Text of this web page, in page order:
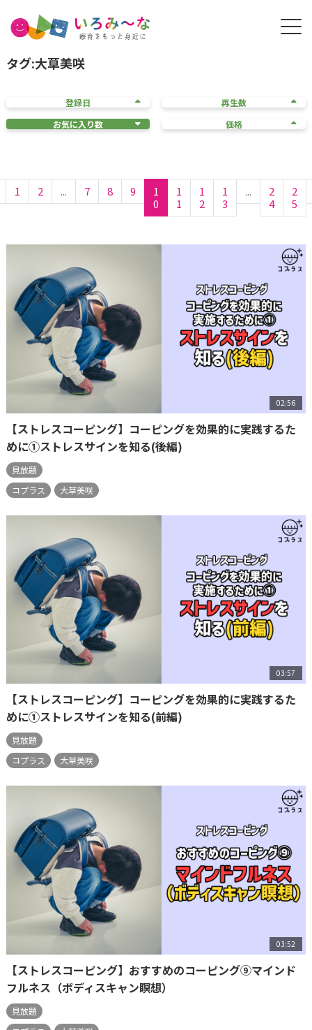
タグ:大草美咲
登録日
再生数
お気に入り数
価格
1 2 ... 7 8 9
1
0
1
1
1
2
1
3
...
2
4
2
5
02:56
【ストレスコーピング】コーピングを効果的に実践するた
めに①ストレスサインを知る(後編)
見放題
コプラス
大草美咲
03:57
【ストレスコーピング】コーピングを効果的に実践するた
めに①ストレスサインを知る(前編)
見放題
コプラス
大草美咲
03:52
【ストレスコーピング】おすすめのコーピング⑨マインド
フルネス（ボディスキャン瞑想）
見放題